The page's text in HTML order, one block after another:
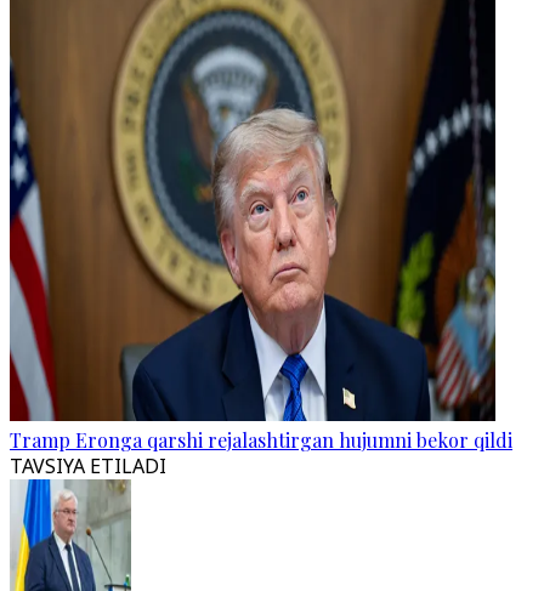
Tramp Eronga qarshi rejalashtirgan hujumni bekor qildi
TAVSIYA ETILADI